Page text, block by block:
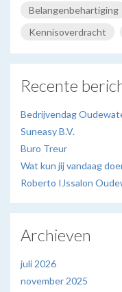
Belangenbehartiging
Kennisoverdracht
Recente
Bedrijvendag
Suneasy B.V.
Buro Treur
Wat kun jij vandaag
Roberto IJssalon
Archieven
juli 2026
november 2025